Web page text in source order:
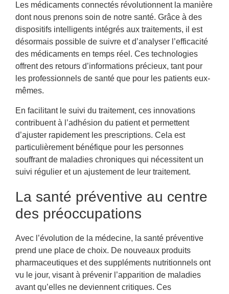
Les médicaments connectés révolutionnent la manière
dont nous prenons soin de notre santé. Grâce à des
dispositifs intelligents intégrés aux traitements, il est
désormais possible de suivre et d’analyser l’efficacité
des médicaments en temps réel. Ces technologies
offrent des retours d’informations précieux, tant pour
les professionnels de santé que pour les patients eux-
mêmes.
En facilitant le suivi du traitement, ces innovations
contribuent à l’adhésion du patient et permettent
d’ajuster rapidement les prescriptions. Cela est
particulièrement bénéfique pour les personnes
souffrant de maladies chroniques qui nécessitent un
suivi régulier et un ajustement de leur traitement.
La santé préventive au centre
des préoccupations
Avec l’évolution de la médecine, la santé préventive
prend une place de choix. De nouveaux produits
pharmaceutiques et des suppléments nutritionnels ont
vu le jour, visant à prévenir l’apparition de maladies
avant qu’elles ne deviennent critiques. Ces